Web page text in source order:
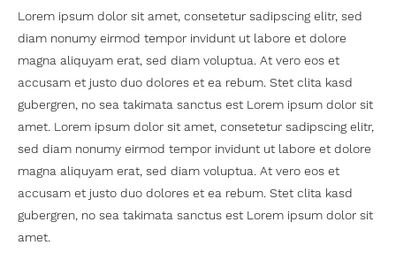
Lorem ipsum dolor sit amet, consetetur sadipscing elitr, sed
diam nonumy eirmod tempor invidunt ut labore et dolore
magna aliquyam erat, sed diam voluptua. At vero eos et
accusam et justo duo dolores et ea rebum. Stet clita kasd
gubergren, no sea takimata sanctus est Lorem ipsum dolor sit
amet. Lorem ipsum dolor sit amet, consetetur sadipscing elitr,
sed diam nonumy eirmod tempor invidunt ut labore et dolore
magna aliquyam erat, sed diam voluptua. At vero eos et
accusam et justo duo dolores et ea rebum. Stet clita kasd
gubergren, no sea takimata sanctus est Lorem ipsum dolor sit
amet.